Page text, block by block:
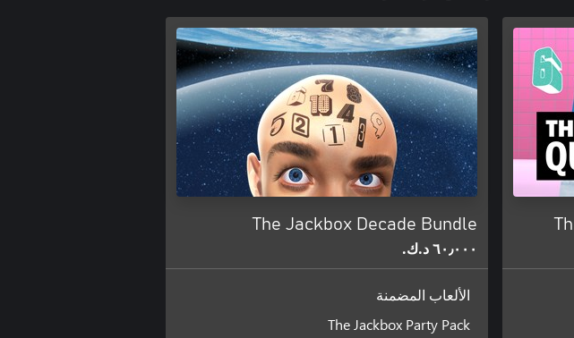
The Jackbox Decade Bundle
٦٠٫٠٠٠ د.ك.‏
الألعاب المضمنة
The Jackbox Party Pack